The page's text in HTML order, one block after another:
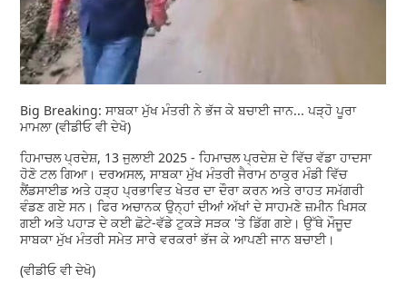
Big Breaking: ਸਾਬਕਾ ਮੁੱਖ ਮੰਤਰੀ ਨੇ ਭੱਜ ਕੇ ਬਚਾਈ ਜਾਨ... ਪੜ੍ਹੋ ਪੂਰਾ
ਮਾਮਲਾ (ਵੀਡੀਓ ਵੀ ਦੇਖੋ)
ਹਿਮਾਚਲ ਪ੍ਰਦੇਸ਼, 13 ਜੁਲਾਈ 2025 - ਹਿਮਾਚਲ ਪ੍ਰਦੇਸ਼ ਦੇ ਵਿੱਚ ਵੱਡਾ ਹਾਦਸਾ
ਹੋਣੋ ਟਲ ਗਿਆ। ਦਰਅਸਲ, ਸਾਬਕਾ ਮੁੱਖ ਮੰਤਰੀ ਜੈਰਾਮ ਠਾਕੁਰ ਮੰਡੀ ਵਿੱਚ
ਲੈਂਡਸਾਈਡ ਅਤੇ ਹੜ੍ਹ ਪ੍ਰਭਾਵਿਤ ਖੇਤਰ ਦਾ ਦੌਰਾ ਕਰਨ ਅਤੇ ਰਾਹਤ ਸਮੱਗਰੀ
ਵੰਡਣ ਗਏ ਸਨ। ਫਿਰ ਅਚਾਨਕ ਉਨ੍ਹਾਂ ਦੀਆਂ ਅੱਖਾਂ ਦੇ ਸਾਹਮਣੇ ਜ਼ਮੀਨ ਖਿਸਕ
ਗਈ ਅਤੇ ਪਹਾੜ ਦੇ ਕਈ ਛੋਟੇ-ਵੱਡੇ ਟੁਕੜੇ ਸੜਕ 'ਤੇ ਡਿੱਗ ਗਏ। ਉੱਥੇ ਮੌਜੂਦ
ਸਾਬਕਾ ਮੁੱਖ ਮੰਤਰੀ ਸਮੇਤ ਸਾਰੇ ਵਰਕਰਾਂ ਭੱਜ ਕੇ ਆਪਣੀ ਜਾਨ ਬਚਾਈ।
(ਵੀਡੀਓ ਵੀ ਦੇਖੋ)